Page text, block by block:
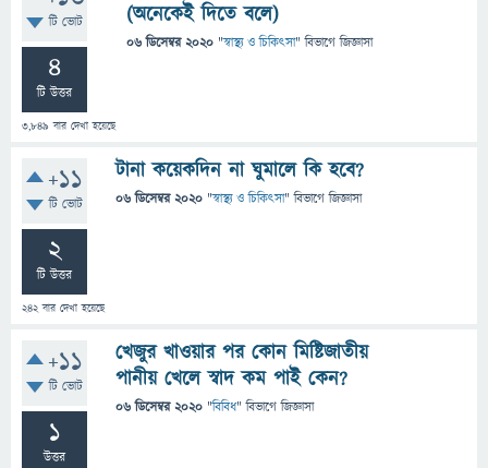
টি ভোট
4
টি উত্তর
3,849 বার দেখা হয়েছে
(অনেকেই দিতে বলে)
06 ডিসেম্বর 2020 "স্বাস্থ্য ও চিকিৎসা" বিভাগে জিজ্ঞাসা
+11
টি ভোট
2
টি উত্তর
242বার দেখা হয়েছে
টানা কয়েকদিন না ঘুমালে কি হবে?
06 ডিসেম্বর 2020 "স্বাস্থ্য ও চিকিৎসা" বিভাগে জিজ্ঞাসা
+11
টি ভোট
1
উত্তর
খেজুর খাওয়ার পর কোন মিষ্টিজাতীয়
পানীয় খেলে স্বাদ কম পাই কেন?
06 ডিসেম্বর 2020 "বিবিধ" বিভাগে জিজ্ঞাসা